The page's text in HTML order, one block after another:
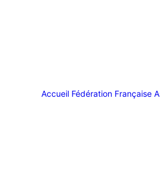
Accueil Fédération Française